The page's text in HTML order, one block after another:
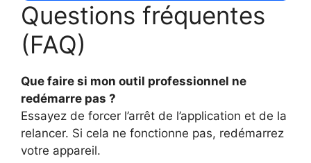
Questions fréquentes
(FAQ)
Que faire si mon outil professionnel ne
redémarre pas ?
Essayez de forcer l’arrêt de l’application et de la
relancer. Si cela ne fonctionne pas, redémarrez
votre appareil.